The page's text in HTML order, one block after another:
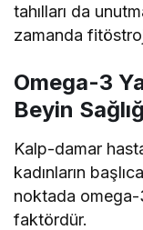
tahılları da
zamanda
Omega-3
Beyin
Kalp-damar
kadınların
noktada
faktördür.